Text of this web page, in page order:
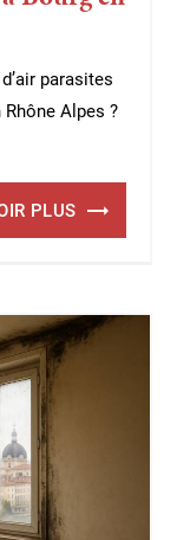
parasites
Alpes ?
PLUS